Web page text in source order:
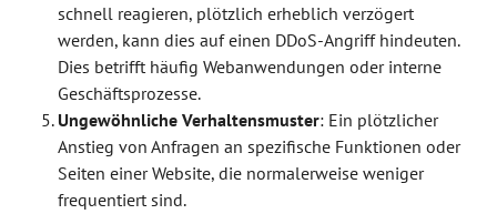
schnell reagieren, plötzlich erheblich verzögert
werden, kann dies auf einen DDoS-Angriff hindeuten.
Dies betrifft häufig Webanwendungen oder interne
Geschäftsprozesse.
Ungewöhnliche Verhaltensmuster: Ein plötzlicher
Anstieg von Anfragen an spezifische Funktionen oder
Seiten einer Website, die normalerweise weniger
frequentiert sind.